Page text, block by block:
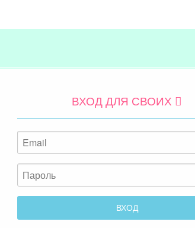
ВХОД ДЛЯ СВОИХ